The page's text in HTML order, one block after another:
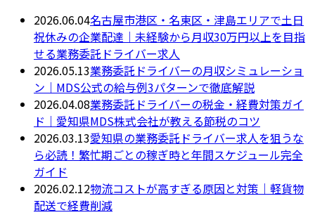
2026.06.04名古屋市港区・名東区・津島エリアで土日
祝休みの企業配達｜未経験から月収30万円以上を目指
せる業務委託ドライバー求人
2026.05.13業務委託ドライバーの月収シミュレーショ
ン｜MDS公式の給与例3パターンで徹底解説
2026.04.08業務委託ドライバーの税金・経費対策ガイ
ド｜愛知県MDS株式会社が教える節税のコツ
2026.03.13愛知県の業務委託ドライバー求人を狙うな
ら必読！繁忙期ごとの稼ぎ時と年間スケジュール完全
ガイド
2026.02.12物流コストが高すぎる原因と対策｜軽貨物
配送で経費削減